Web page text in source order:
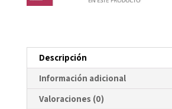
Descripción
Información adicional
Valoraciones (0)